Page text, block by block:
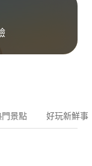
景點 好玩新鮮事